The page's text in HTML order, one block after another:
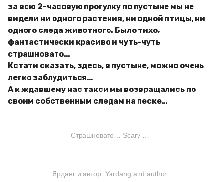
за всю 2-часовую прогулку по пустыне мы не
видели ни одного растения, ни одной птицы, ни
одного следа животного. Было тихо,
фантастически красиво и чуть-чуть
страшновато…
Кстати сказать, здесь, в пустыне, можно очень
легко заблудиться…
А к ждавшему нас такси мы возвращались по
своим собственным следам на песке…
Страшновато… Scary …
Ярданг и автор. Yardang and author.